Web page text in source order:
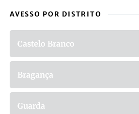
AVESSO POR DISTRITO
Castelo Branco
Bragança
Guarda